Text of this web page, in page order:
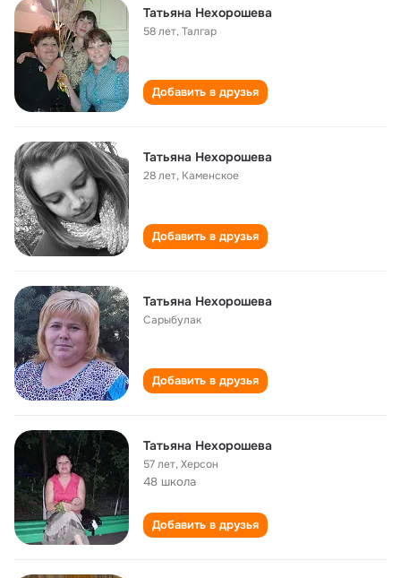
Татьяна Нехорошева
58 лет,Талгар
Добавить в друзья
Татьяна Нехорошева
28 лет, Каменское
Добавить в друзья
Татьяна Нехорошева
Сарыбулак
Добавить в друзья
Татьяна Нехорошева
57 лет,Херсон
48 школа
Добавить в друзья